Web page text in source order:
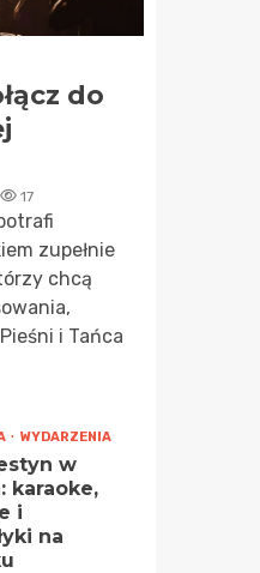
do
17
zupełnie
chcą
i Tańca
WYDARZENIA
w
karaoke,
i
na